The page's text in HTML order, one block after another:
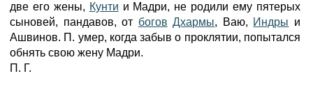
две его жены, Кунти и Мадри, не родили ему пятерых
сыновей, пандавов, от богов Дхармы, Ваю, Индры и
Ашвинов. П. умер, когда забыв о проклятии, попытался
обнять свою жену Мадри.
П. Г.